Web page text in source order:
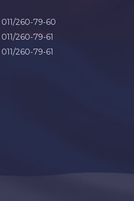
011/260-79-60
011/260-79-61
011/260-79-61